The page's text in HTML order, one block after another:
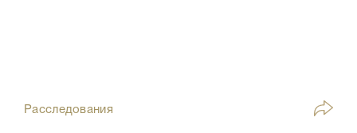
Расследования